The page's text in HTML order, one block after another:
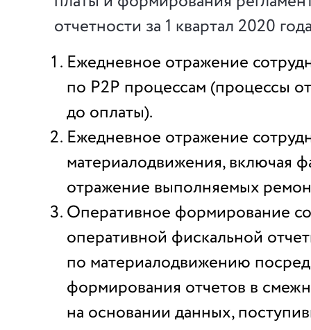
отчетности за 1 квартал 2020
Ежедневное отражение
по P2P процессам (процессы
до оплаты).
Ежедневное отражение
материалодвижения, включая
отражение выполняемых
Оперативное формирование
оперативной фискальной
по материалодвижению
формирования отчетов в
на основании данных,